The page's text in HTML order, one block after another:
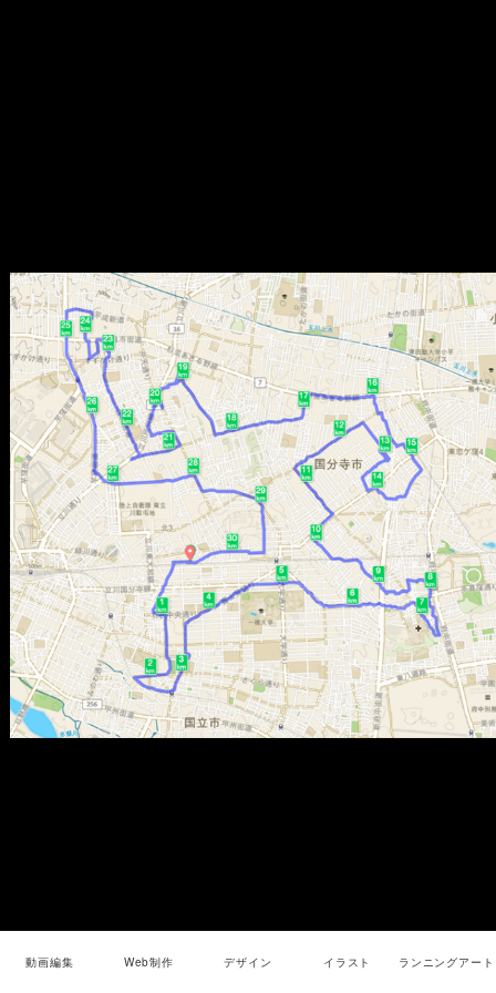
動画編集 Web制作 デザイン イラスト ランニングアート